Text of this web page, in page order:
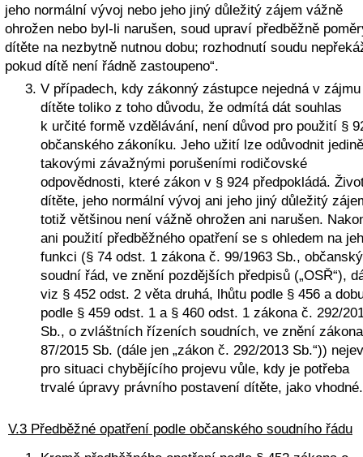
jeho normální vývoj nebo jeho jiný důležitý zájem vážně
ohrožen nebo byl-li narušen, soud upraví předběžně
dítěte na nezbytně nutnou dobu; rozhodnutí soudu
pokud dítě není řádně zastoupeno“.
V případech, kdy zákonný zástupce nejedná v zájmu
dítěte toliko z toho důvodu, že odmítá dát souhlas
k určité formě vzdělávání, není důvod pro použití §
občanského zákoníku. Jeho užití lze odůvodnit jedině
takovými závažnými porušeními rodičovské
odpovědnosti, které zákon v § 924 předpokládá.
dítěte, jeho normální vývoj ani jeho jiný důležitý
totiž většinou není vážně ohrožen ani narušen.
ani použití předběžného opatření se s ohledem na
funkci (§ 74 odst. 1 zákona č. 99/1963 Sb., občanský
soudní řád, ve znění pozdějších předpisů („OSŘ“),
viz § 452 odst. 2 věta druhá, lhůtu podle § 456 a
podle § 459 odst. 1 a § 460 odst. 1 zákona č. 292/
Sb., o zvláštních řízeních soudních, ve znění
87/2015 Sb. (dále jen „zákon č. 292/2013 Sb.“))
pro situaci chybějícího projevu vůle, kdy je potřeba
trvalé úpravy právního postavení dítěte, jako vhodné.
V.3 Předběžné opatření podle občanského soudního řádu